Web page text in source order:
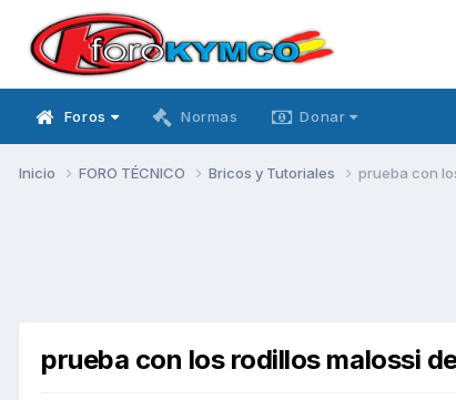
Foros Normas Donar
Inicio FORO TÉCNICO Bricos y Tutoriales prueba con
prueba con los rodillos malossi